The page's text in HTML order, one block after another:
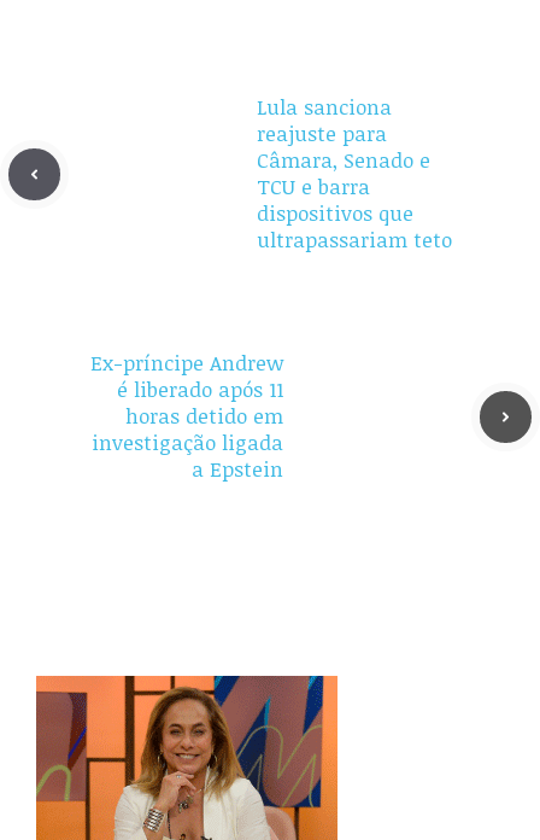
Lula sanciona
reajuste para
Câmara, Senado e
TCU e barra
dispositivos que
ultrapassariam teto
Ex-príncipe Andrew
é liberado após 11
horas detido em
investigação ligada
a Epstein